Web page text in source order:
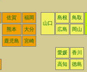
佐賀
福岡
山口
島根
鳥取
熊本
大分 広島 岡山
鹿児島 宮崎
愛媛 香川
高知 徳島